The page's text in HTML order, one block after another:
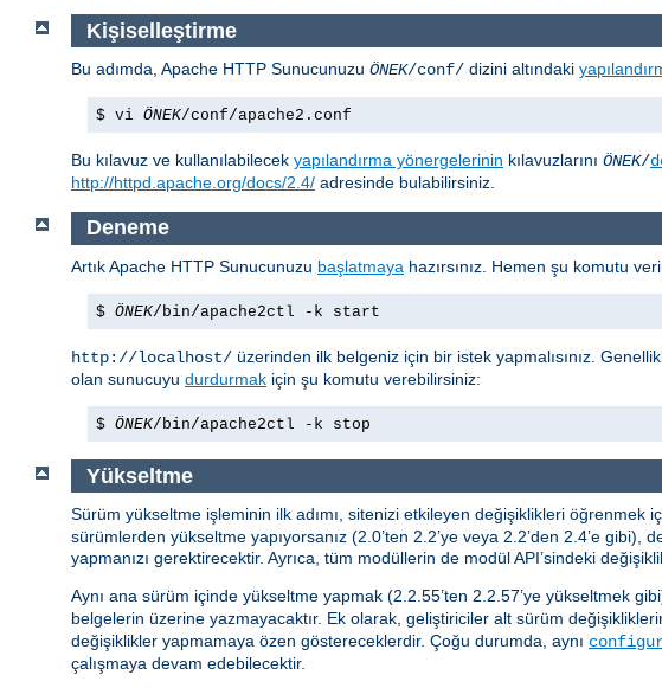
Kişiselleştirme
Bu adımda, Apache HTTP Sunucunuzu ÖNEK/conf/ dizini altındaki
$ vi ÖNEK/conf/apache2.conf
Bu kılavuz ve kullanılabilecek yapılandırma yönergelerinin kılavuzlarını ÖNEK/
http://httpd.apache.org/docs/2.4/ adresinde bulabilirsiniz.
Deneme
Artık Apache HTTP Sunucunuzu başlatmaya hazırsınız. Hemen şu komutu
$ ÖNEK/bin/apache2ctl -k start
http://localhost/ üzerinden ilk belgeniz için bir istek yapmalısınız.
olan sunucuyu durdurmak için şu komutu verebilirsiniz:
$ ÖNEK/bin/apache2ctl -k stop
Yükseltme
Sürüm yükseltme işleminin ilk adımı, sitenizi etkileyen değişiklikleri öğrenmek
sürümlerden yükseltme yapıyorsanız (2.0’ten 2.2’ye veya 2.2’den 2.4’e gibi),
yapmanızı gerektirecektir. Ayrıca, tüm modüllerin de modül API’sindeki
Aynı ana sürüm içinde yükseltme yapmak (2.2.55’ten 2.2.57’ye yükseltmek
belgelerin üzerine yazmayacaktır. Ek olarak, geliştiriciler alt sürüm
değişiklikler yapmamaya özen göstereceklerdir. Çoğu durumda, aynı
çalışmaya devam edebilecektir.